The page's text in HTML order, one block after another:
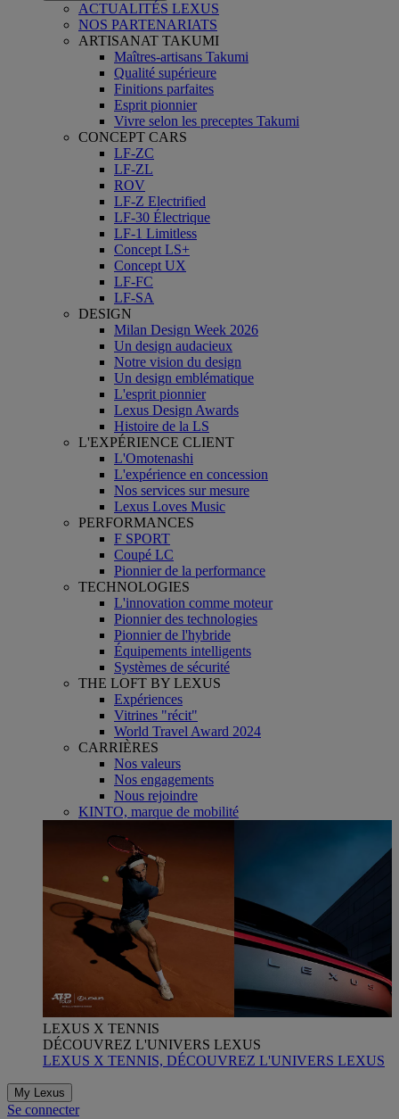
ACTUALITÉS LEXUS
NOS PARTENARIATS
ARTISANAT TAKUMI
Maîtres-artisans Takumi
Qualité supérieure
Finitions parfaites
Esprit pionnier
Vivre selon les preceptes Takumi
CONCEPT CARS
LF-ZC
LF-ZL
ROV
LF-Z Electrified
LF-30 Électrique
LF-1 Limitless
Concept LS+
Concept UX
LF-FC
LF-SA
DESIGN
Milan Design Week 2026
Un design audacieux
Notre vision du design
Un design emblématique
L'esprit pionnier
Lexus Design Awards
Histoire de la LS
L'EXPÉRIENCE CLIENT
L'Omotenashi
L'expérience en concession
Nos services sur mesure
Lexus Loves Music
PERFORMANCES
F SPORT
Coupé LC
Pionnier de la performance
TECHNOLOGIES
L'innovation comme moteur
Pionnier des technologies
Pionnier de l'hybride
Équipements intelligents
Systèmes de sécurité
THE LOFT BY LEXUS
Expériences
Vitrines "récit"
World Travel Award 2024
CARRIÈRES
Nos valeurs
Nos engagements
Nous rejoindre
KINTO, marque de mobilité
LEXUS X TENNIS
DÉCOUVREZ L'UNIVERS LEXUS
LEXUS X TENNIS, DÉCOUVREZ L'UNIVERS LEXUS
My Lexus
Se connecter